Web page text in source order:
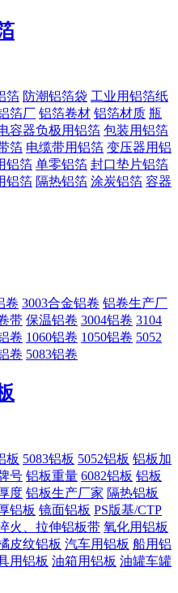
箔 防潮铝箔袋 工业用铝箔纸
箔厂 铝箔卷材 铝箔材质 瓶
容器负极用铝箔 包装用铝箔
箔 电缆带用铝箔 变压器用铝
铝箔 单零铝箔 封口垫片铝箔
铝箔 隔热铝箔 涂炭铝箔 容器
卷 3003合金铝卷 铝卷生产厂
带 保温铝卷 3004铝卷 3104
卷 1060铝卷 1050铝卷 5052
卷 5083铝卷
板 5083铝板 5052铝板 铝板加
号 铝板重量 6082铝板 铝板
度 铝板生产厂家 隔热铝板
铝板 镜面铝板 PS版基/CTP
火、拉伸铝板带 氧化用铝板
皮纹铝板 汽车用铝板 船用铝
用铝板 油箱用铝板 油罐车罐